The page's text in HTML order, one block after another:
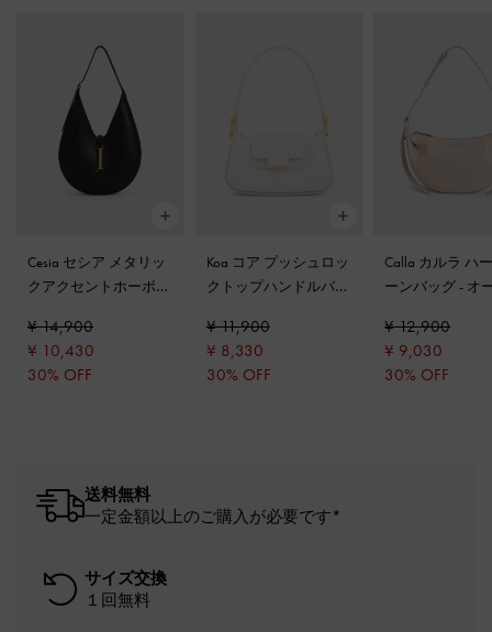
Cesia セシア メタリッ
クアクセントホーボー
¥ 14,900
¥ 10,430
30% OFF
Koa コア プッシュロッ
クトップハンドルバッ
¥ 11,900
¥ 8,330
30% OFF
Calla カルラ ハ
ーンバッグ- オ
¥ 12,900
¥ 9,030
30% OFF
送料無料
一定金額以上のご購入が必要です*
サイズ交換
１回無料